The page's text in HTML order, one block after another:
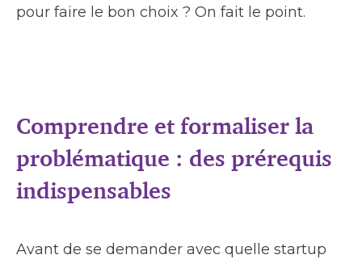
pour faire le bon choix ? On fait le point.
Comprendre et formaliser la
problématique : des prérequis
indispensables
Avant de se demander avec quelle startup